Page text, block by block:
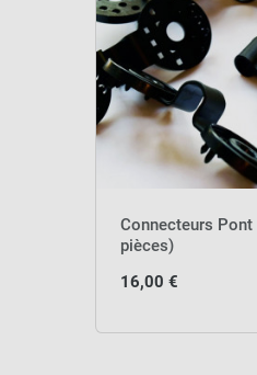
Connecteurs Pont
pièces)
16,00 €